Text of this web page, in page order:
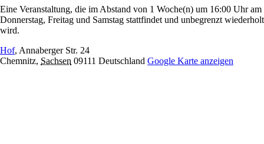
Eine Veranstaltung, die im Abstand von 1 Woche(n) um 16:00 Uhr am
Donnerstag, Freitag und Samstag stattfindet und unbegrenzt wiederholt
wird.
Hof, Annaberger Str. 24
Chemnitz, Sachsen 09111 Deutschland Google Karte anzeigen